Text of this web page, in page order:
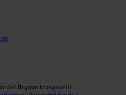
der Begutachtungsstelle